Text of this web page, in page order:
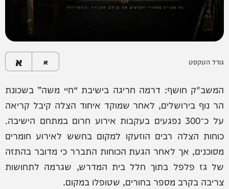
גודל הטקסט א א
המשב"ק חושף: דרמה חריגה בישיבת “חיי משה” בשכונת
הר נוף בירושלים, לאחר שמוקד איחוד הצלה קיבל קריאה
על כ־300 נפגעים בעקבות אירוע חרום במתחם הישיבה.
כוחות הצלה רבים הוזעקו למקום בחשש לאירוע חומרים
מסוכנים, אך לאחר הגעת הכוחות התברר כי מדובר בהתזה
של גז פלפל בתוך חלל בית המדרש, שגרמה לתחושות
צריבה בקרב מספר בחורים, שטופלו במקום.